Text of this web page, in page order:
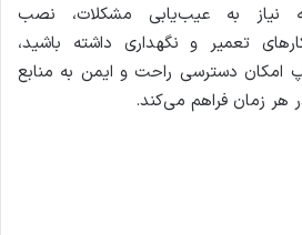
نیاز به عیب‌یابی مشکلات، نصب
تعمیر و نگهداری داشته باشید،
امکان دسترسی راحت و ایمن به منابع
هر زمان فراهم می‌کند.